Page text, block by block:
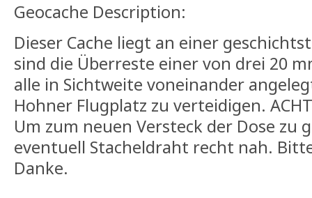
Geocache Description:
Dieser Cache liegt an einer
sind die Überreste einer von drei 20
alle in Sichtweite voneinander
Hohner Flugplatz zu verteidigen.
Um zum neuen Versteck der Dose zu
eventuell Stacheldraht recht nah.
Danke.